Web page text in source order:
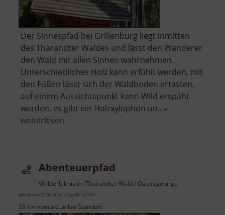
Der Sinnespfad bei Grillenburg liegt inmitten
des Tharandter Waldes und lässt den Wanderer
den Wald mit allen Sinnen wahrnehmen.
Unterschiedliches Holz kann erfühlt werden, mit
den Füßen lässt sich der Waldboden ertasten,
auf einem Aussichtspunkt kann Wild erspäht
werden, es gibt ein Holzxylophon un.. »
weiterlesen
Abenteuerpfad
Walderlebnis im Tharandter Wald / Osterzgebirge
aktuell vom 23.07.2024 / Zugriffe: 42258
53 km vom aktuellen Standort